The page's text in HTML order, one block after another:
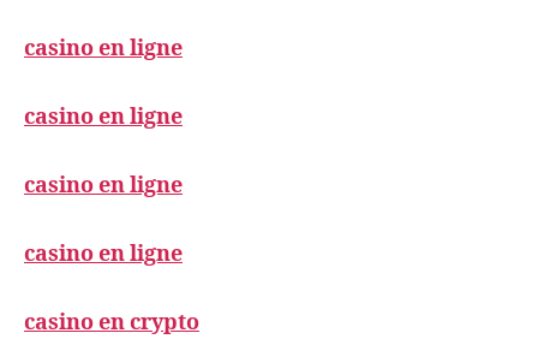
casino en ligne
casino en ligne
casino en ligne
casino en ligne
casino en crypto